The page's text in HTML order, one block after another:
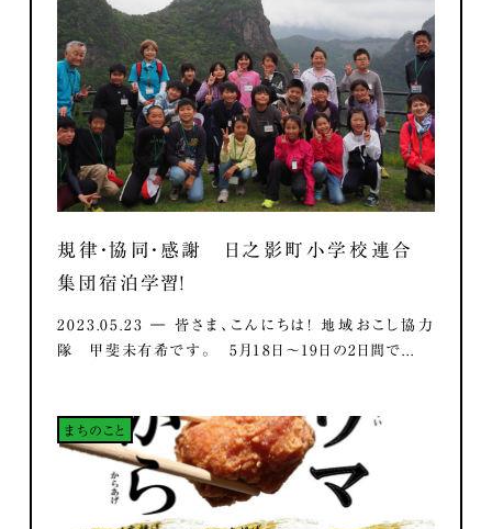
規律・協同・感謝 日之影町小学校連合
集団宿泊学習！
2023.05.23 ― 皆さま、こんにちは！ 地域おこし協力
隊 甲斐未有希です。 5月18日～19日の2日間で...
まちのこと